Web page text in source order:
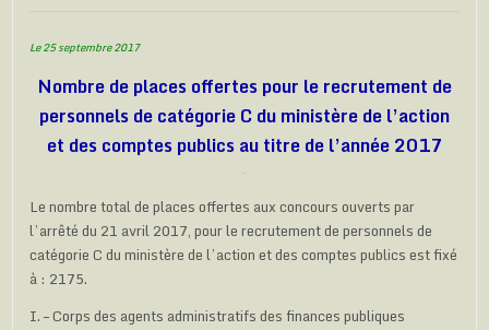
Le 25 septembre 2017
Nombre de places offertes pour le recrutement de
personnels de catégorie C du ministère de l’action
et des comptes publics au titre de l’année 2017
Le nombre total de places offertes aux concours ouverts par
l’arrêté du 21 avril 2017, pour le recrutement de personnels de
catégorie C du ministère de l’action et des comptes publics est fixé
à : 2175.
I. – Corps des agents administratifs des finances publiques